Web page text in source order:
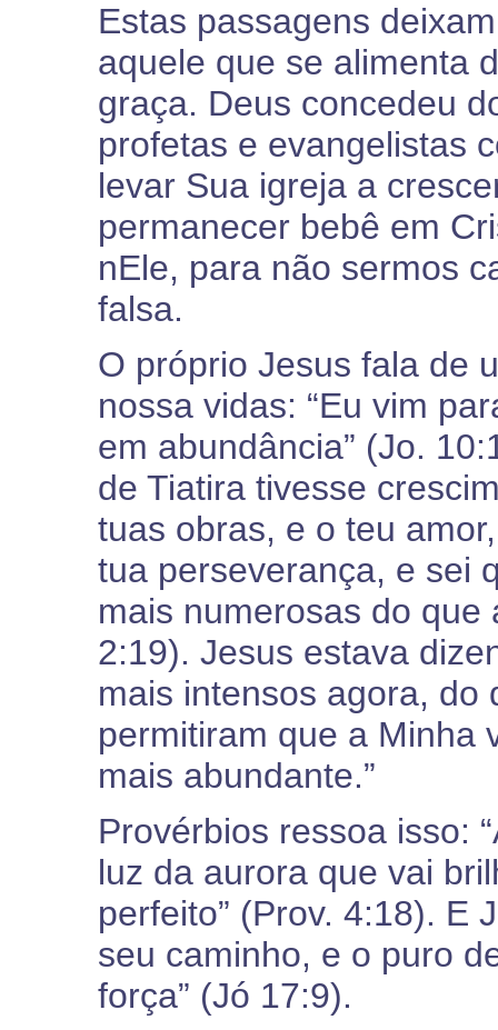
Estas passagens
aquele que se alimenta
graça. Deus concedeu
profetas e evangelistas
levar Sua igreja a
permanecer bebê em
nEle, para não sermos
falsa.
O próprio Jesus fala de
nossa vidas: “Eu vim
em abundância” (Jo.
de Tiatira tivesse
tuas obras, e o teu
tua perseverança, e sei
mais numerosas do que
2:19). Jesus estava
mais intensos agora, do
permitiram que a Minha
mais abundante.”
Provérbios ressoa isso:
luz da aurora que vai
perfeito” (Prov. 4:18). E
seu caminho, e o puro
força” (Jó 17:9).